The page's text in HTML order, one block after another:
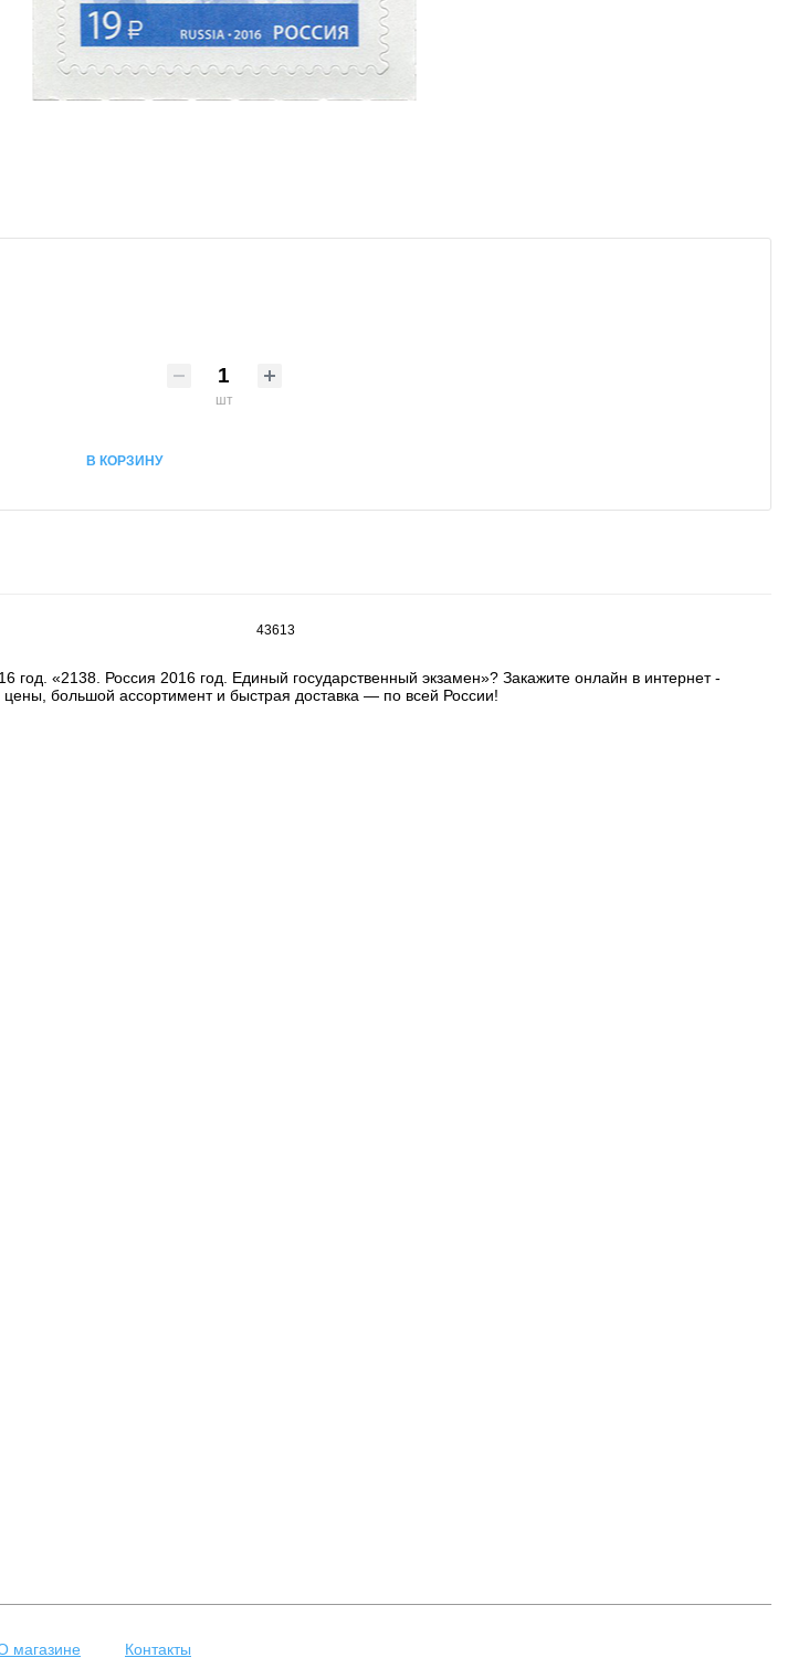
шт
В КОРЗИНУ
43613
год. «2138. Россия 2016 год. Единый государственный экзамен»? Закажите онлайн в интернет -
большой ассортимент и быстрая доставка — по всей России!
магазине Контакты